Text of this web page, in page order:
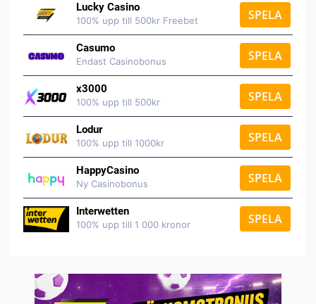
Lucky Casino
100% upp till 500kr Freebet SPELA
Casumo
Endast Casinobonus SPELA
x3000
100% upp till 500kr SPELA
Lodur
100% upp till 1000kr SPELA
HappyCasino
Ny Casinobonus SPELA
Interwetten
100% upp till 1 000 kronor SPELA